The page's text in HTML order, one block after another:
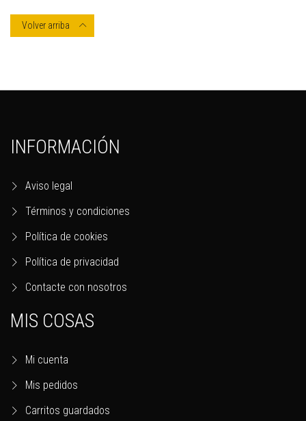
Volver arriba 
INFORMACIÓN
Aviso legal
Términos y condiciones
Política de cookies
Política de privacidad
Contacte con nosotros
MIS COSAS
Mi cuenta
Mis pedidos
Carritos guardados